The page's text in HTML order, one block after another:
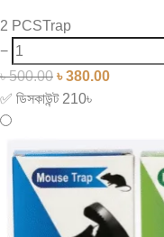
2 PCSTrap
−
৳500.00 ৳380.00
✅ ডিসকাউন্ট 210৳